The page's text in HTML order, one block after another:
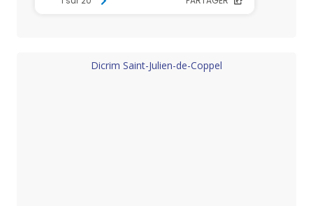
Dicrim Saint-Julien-de-Coppel